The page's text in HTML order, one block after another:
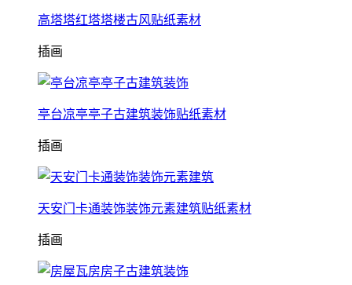
高塔塔红塔塔楼古风贴纸素材
插画
亭台凉亭亭子古建筑装饰贴纸素材
插画
天安门卡通装饰装饰元素建筑贴纸素材
插画